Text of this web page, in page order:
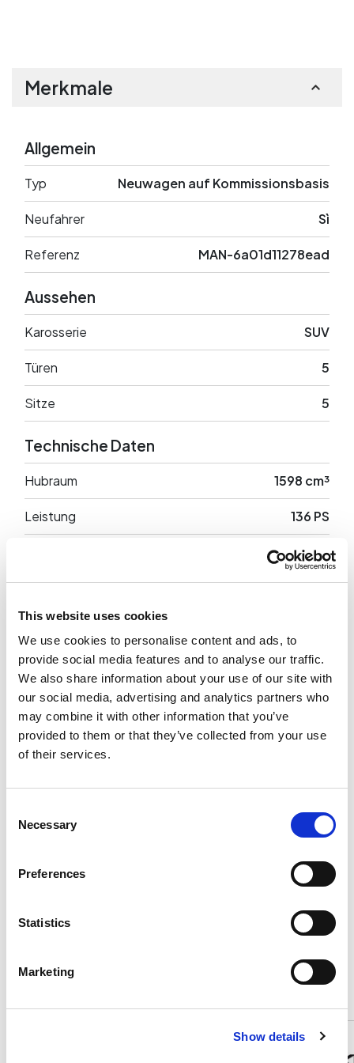
This website uses cookies
We use cookies to personalise content and ads, to
provide social media features and to analyse our traffic.
We also share information about your use of our site with
our social media, advertising and analytics partners who
may combine it with other information that you’ve
provided to them or that they’ve collected from your use
of their services.
Selection
Necessary
Preferences
Statistics
Marketing
Show details
Merkmale
Allgemein
Typ Neuwagen auf Kommissionsbasis
Neufahrer Sì
Referenz MAN-6a01d11278ead
Aussehen
Karosserie SUV
Türen 5
Sitze 5
Technische Daten
Hubraum 1598 cm³
Leistung 136 PS
Anteriore
Leergewicht 1658 Kg
Optionale Ausstattung
Serienausstattung
Verbrauch und Emissionen
Diese Fahrzeuge könnten Sie